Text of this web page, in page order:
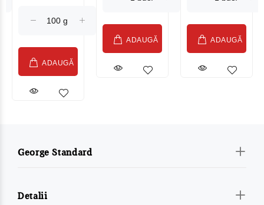
ADAUGĂ
ADAUGĂ ADAUGĂ
George Standard
Detalii